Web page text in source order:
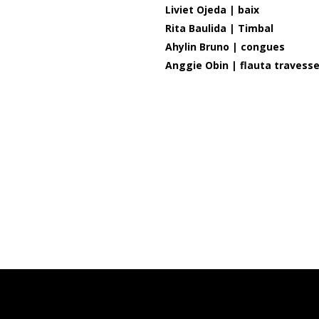
Liviet Ojeda | baix
Rita Baulida | Timbal
Ahylin Bruno | congues
Anggie Obin | flauta